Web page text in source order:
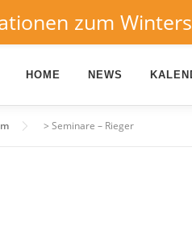
HOME NEWS
> Seminare – Rieger
zum